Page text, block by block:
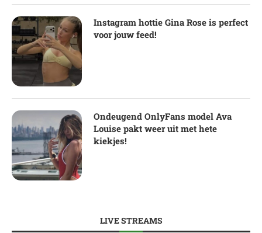
Instagram hottie Gina Rose is perfect
voor jouw feed!
Ondeugend OnlyFans model Ava
Louise pakt weer uit met hete
kiekjes!
LIVE STREAMS